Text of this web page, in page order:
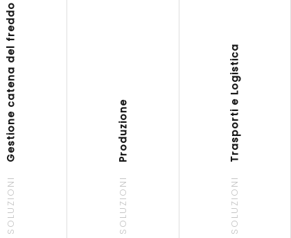
SOLUZIONI
Gestione catena del freddo
SOLUZIONI
Produzione
SOLUZIONI
Trasporti e Logistica